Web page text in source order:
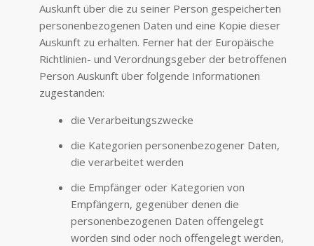
Auskunft über die zu seiner Person gespeicherten
personenbezogenen Daten und eine Kopie dieser
Auskunft zu erhalten. Ferner hat der Europäische
Richtlinien- und Verordnungsgeber der betroffenen
Person Auskunft über folgende Informationen
zugestanden:
die Verarbeitungszwecke
die Kategorien personenbezogener Daten,
die verarbeitet werden
die Empfänger oder Kategorien von
Empfängern, gegenüber denen die
personenbezogenen Daten offengelegt
worden sind oder noch offengelegt werden,